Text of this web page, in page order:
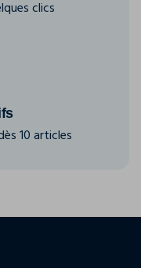
clics
10 articles